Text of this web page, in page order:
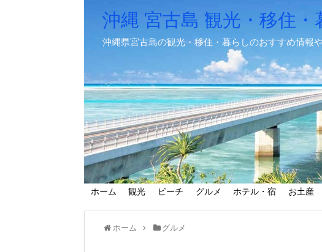
沖縄 宮古島 観光・移住・
沖縄県宮古島の観光・移住・暮らしのおすすめ情
ホーム 観光 ビーチ グルメ ホテル・宿 お土産
ホーム グルメ